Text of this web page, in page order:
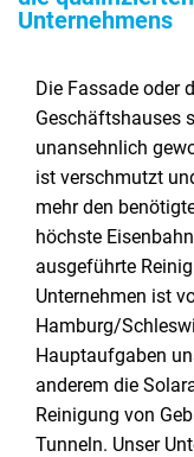
Unternehmens
Die Fassade oder
Geschäftshauses
unansehnlich
ist verschmutzt
mehr den
höchste
ausgeführte
Unternehmen ist
Hamburg/
Hauptaufgaben
anderem die
Reinigung von
Tunneln. Unser